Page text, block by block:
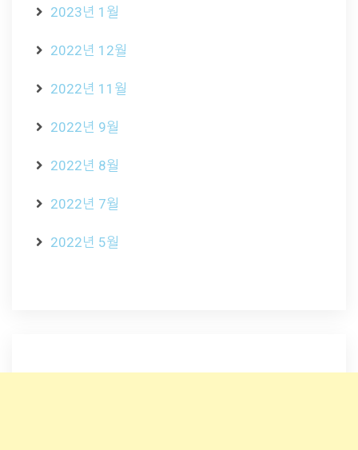
2023년 1월
2022년 12월
2022년 11월
2022년 9월
2022년 8월
2022년 7월
2022년 5월